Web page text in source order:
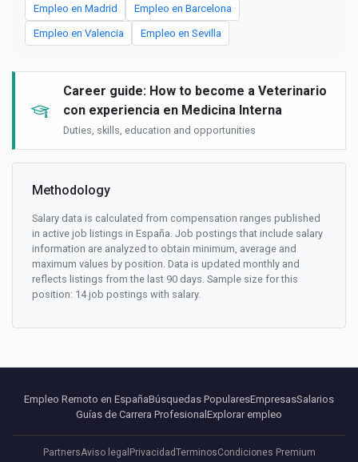
Empleo en Madrid Empleo en Barcelona
Empleo en Valencia Empleo en Sevilla
Career guide: How to become a Veterinario
con experiencia en Medicina Interna
Duties, skills, education and opportunities
Methodology
Salary data is calculated from compensation ranges published
in active job listings in España. Job postings that include salary
information are analyzed to obtain minimum, average and
maximum values by position. Data is updated monthly and
reflects listings from the last 90 days. Sample size for this
position: 14 job postings with salary.
Empleo Remoto en EspañaBúsquedas PopularesEmpresasSalarios
Guías de Carrera Profesional Explorar empleo
PartnersAviso legal PrivacidadTerminosCondiciones Premium